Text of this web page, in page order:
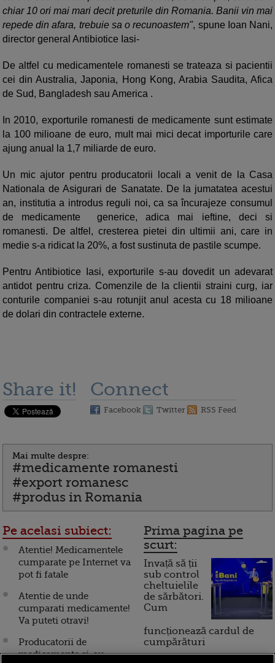
chiar 10 ori mai mari decit preturile din Romania. Banii vin mai
repede din afara, trebuie sa o recunoastem", spune Ioan Nani,
director general Antibiotice Iasi-
De altfel cu medicamentele romanesti se trateaza si pacientii
cei din Australia, Japonia, Hong Kong, Arabia Saudita, Afica
de Sud, Bangladesh sau America .
In 2010, exporturile romanesti de medicamente sunt estimate
la 100 milioane de euro, mult mai mici decat importurile care
ajung anual la 1,7 miliarde de euro.
Un mic ajutor pentru producatorii locali a venit de la Casa
Nationala de Asigurari de Sanatate. De la jumatatea acestui
an, institutia a introdus reguli noi, ca sa încurajeze consumul
de medicamente generice, adica mai ieftine, deci si
romanesti. De altfel, cresterea pietei din ultimii ani, care in
medie s-a ridicat la 20%, a fost sustinuta de pastile scumpe.
Pentru Antibiotice Iasi, exporturile s-au dovedit un adevarat
antidot pentru criza. Comenzile de la clientii straini curg, iar
conturile companiei s-au rotunjit anul acesta cu 18 milioane
de dolari din contractele externe.
Share it! Connect
Facebook Twitter RSS Feed
Mai multe despre:
#medicamente romanesti
#export romanesc
#produs in Romania
Pe acelasi subiect:
Atentie! Medicamentele
cumparate pe Internet va
pot fi fatale
Atentie de unde
cumparati medicamente!
Va puteti otravi!
Producatorii de
medicamente si-au
Prima pagina pe
scurt:
Invață să ții
sub control
cheltuielile
de sărbători.
Cum
funcționează cardul de
cumpărături